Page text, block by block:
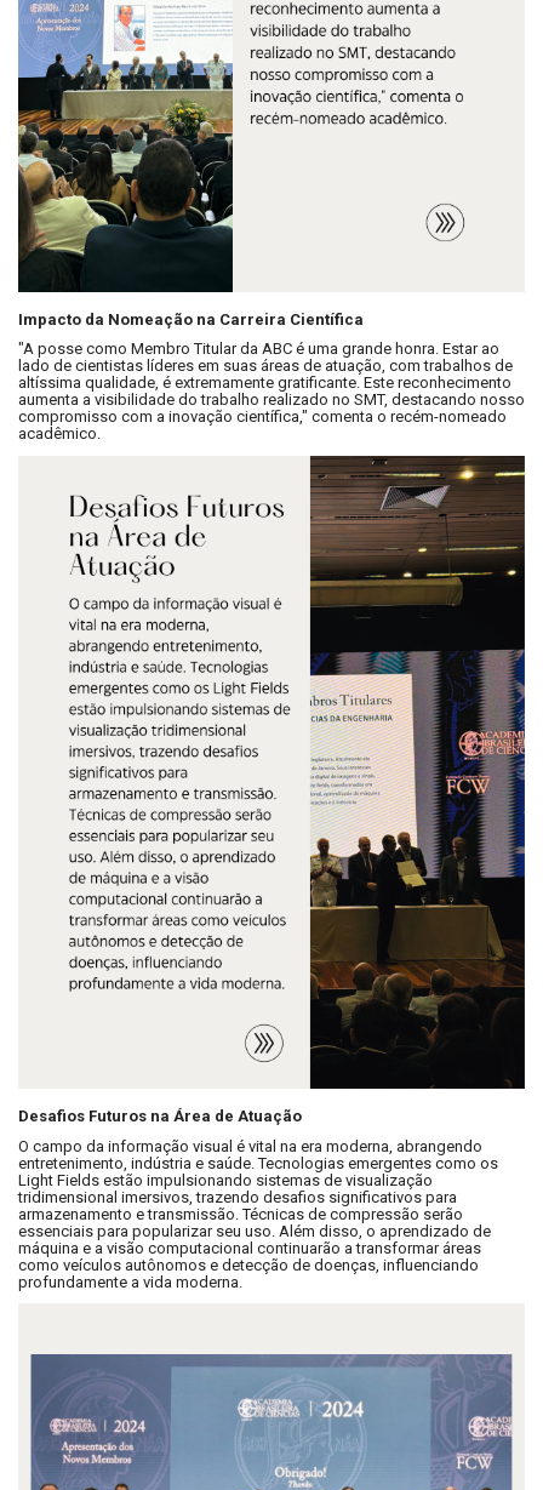
Impacto da Nomeação na Carreira Científica
"A posse como Membro Titular da ABC é uma grande honra. Estar ao
lado de cientistas líderes em suas áreas de atuação, com trabalhos de
altíssima qualidade, é extremamente gratificante. Este reconhecimento
aumenta a visibilidade do trabalho realizado no SMT, destacando nosso
compromisso com a inovação científica," comenta o recém-nomeado
acadêmico.
Desafios Futuros na Área de Atuação
O campo da informação visual é vital na era moderna, abrangendo
entretenimento, indústria e saúde. Tecnologias emergentes como os
Light Fields estão impulsionando sistemas de visualização
tridimensional imersivos, trazendo desafios significativos para
armazenamento e transmissão. Técnicas de compressão serão
essenciais para popularizar seu uso. Além disso, o aprendizado de
máquina e a visão computacional continuarão a transformar áreas
como veículos autônomos e detecção de doenças, influenciando
profundamente a vida moderna.